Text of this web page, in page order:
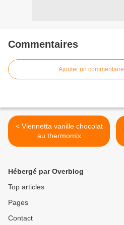
Commentaires
Ajouter un commentaire
< Viennetta vanille chocolat
au thermomix
Hébergé par Overblog
Top articles
Pages
Contact